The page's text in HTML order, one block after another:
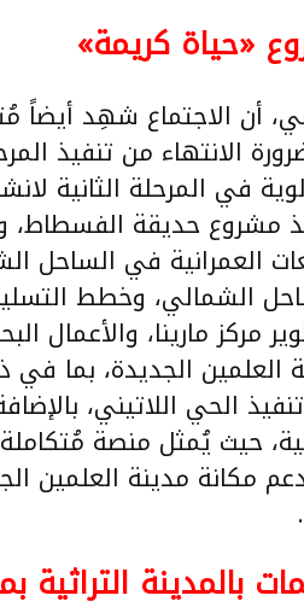
«حياة كريمة»
أن الاجتماع شهِد أيضاً
الانتهاء من تنفيذ
في المرحلة الثانية
مشروع حديقة الفسطاط،
العمرانية في الساحل
الشمالي، وخطط
مارينا ٨، وخطة تطوير مركز مارينا،
مدينة العلمين الجديدة،
الحي اللاتيني،
حيث يُمثل منصة
مكانة مدينة العلمين
بالمدينة التراثية